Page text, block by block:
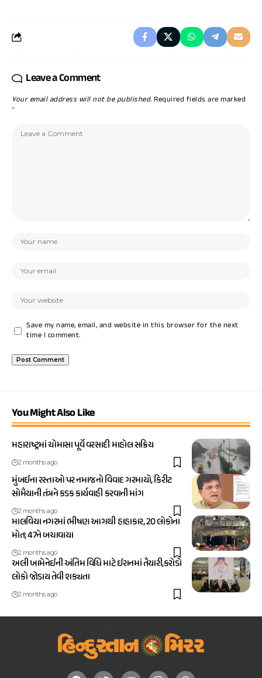
Leave a Comment
Your email address will not be published. Required fields are marked
*
Save my name, email, and website in this browser for the next
time I comment.
You Might Also Like
મહારાષ્ટ્રમાં ચોમાસા પૂર્વે વરસાદી માહોલ સક્રિય
2 months ago
મુંબઈના રસ્તાઓ પર નમાજનો વિવાદ ગરમાયો, કિરીટ
સોમૈયાની તંત્રને કડક કાર્યવાહી કરવાની માંગ
2 months ago
માલવિયા નગરમાં ભીષણ આગથી હાહાકાર, 20 લોકોના
મોત; 47ને બચાવાયા
2 months ago
અલી ખામેનેઈની અંતિમ વિધિ માટે ઈરાનમાં તૈયારી,કરોડો
લોકો જોડાય તેવી શક્યતા
2 months ago